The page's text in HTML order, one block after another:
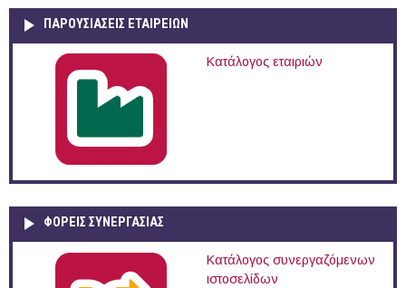
ΠΑΡΟΥΣΙΆΣΕΙΣ ΕΤΑΙΡΕΙΏΝ
Κατάλογος εταιριών
ΦΟΡΕΙΣ ΣΥΝΕΡΓΑΣΙΑΣ
Κατάλογος συνεργαζόμενων
ιστοσελίδων